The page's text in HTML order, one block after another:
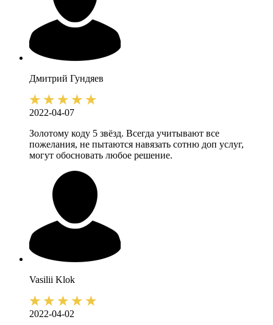
Дмитрий Гундяев
2022-04-07
Золотому коду 5 звёзд. Всегда учитывают все
пожелания, не пытаются навязать сотню доп услуг,
могут обосновать любое решение.
Vasilii Klok
2022-04-02